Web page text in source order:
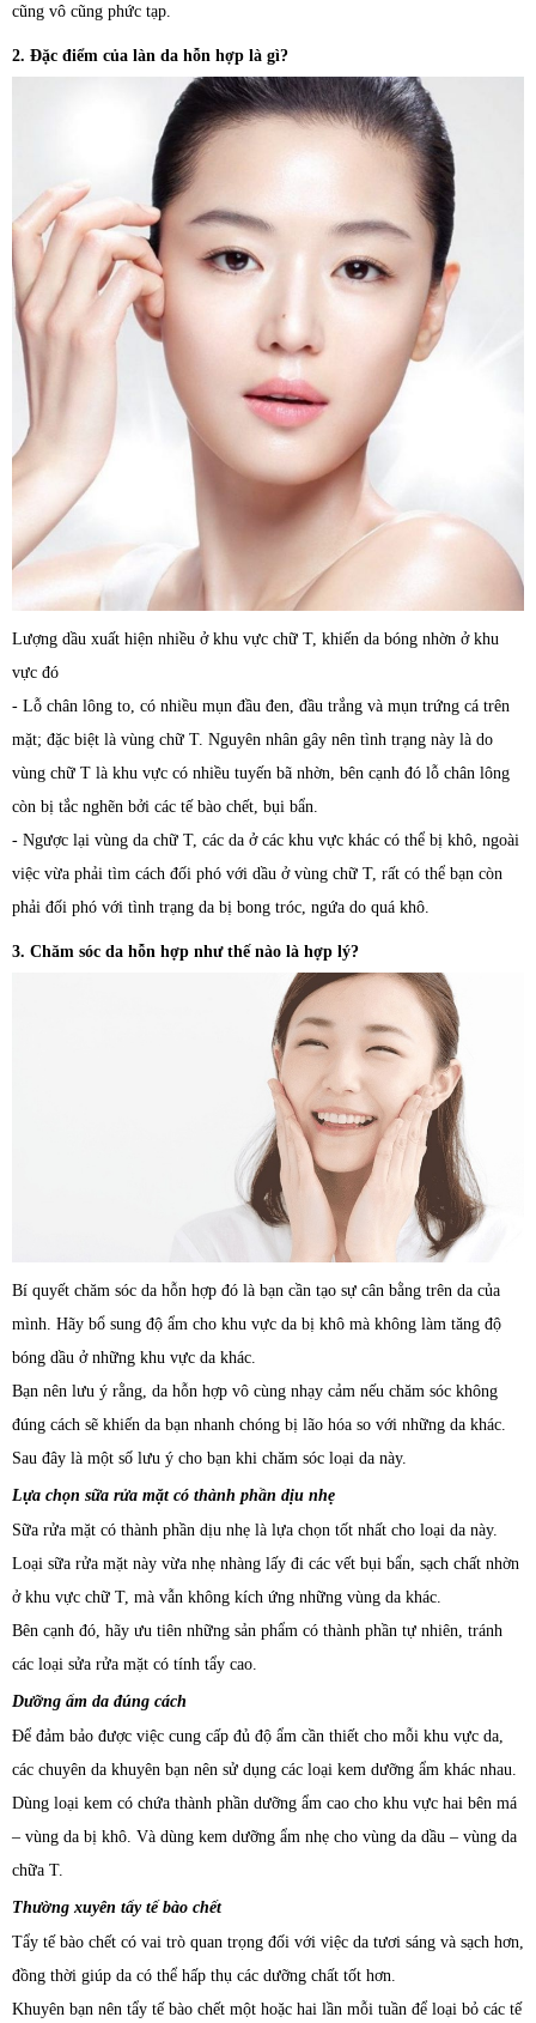
cũng vô cũng phức tạp.
2. Đặc điểm của làn da hỗn hợp là gì?
Lượng dầu xuất hiện nhiều ở khu vực chữ T, khiến da bóng nhờn ở khu
vực đó
- Lỗ chân lông to, có nhiều mụn đầu đen, đầu trắng và mụn trứng cá trên
mặt; đặc biệt là vùng chữ T. Nguyên nhân gây nên tình trạng này là do
vùng chữ T là khu vực có nhiều tuyến bã nhờn, bên cạnh đó lỗ chân lông
còn bị tắc nghẽn bởi các tế bào chết, bụi bẩn.
- Ngược lại vùng da chữ T, các da ở các khu vực khác có thể bị khô, ngoài
việc vừa phải tìm cách đối phó với dầu ở vùng chữ T, rất có thể bạn còn
phải đối phó với tình trạng da bị bong tróc, ngứa do quá khô.
3. Chăm sóc da hỗn hợp như thế nào là hợp lý?
Bí quyết chăm sóc da hỗn hợp đó là bạn cần tạo sự cân bằng trên da của
mình. Hãy bổ sung độ ẩm cho khu vực da bị khô mà không làm tăng độ
bóng dầu ở những khu vực da khác.
Bạn nên lưu ý rằng, da hỗn hợp vô cùng nhạy cảm nếu chăm sóc không
đúng cách sẽ khiến da bạn nhanh chóng bị lão hóa so với những da khác.
Sau đây là một số lưu ý cho bạn khi chăm sóc loại da này.
Lựa chọn sữa rửa mặt có thành phần dịu nhẹ
Sữa rửa mặt có thành phần dịu nhẹ là lựa chọn tốt nhất cho loại da này.
Loại sữa rửa mặt này vừa nhẹ nhàng lấy đi các vết bụi bẩn, sạch chất nhờn
ở khu vực chữ T, mà vẫn không kích ứng những vùng da khác.
Bên cạnh đó, hãy ưu tiên những sản phẩm có thành phần tự nhiên, tránh
các loại sửa rửa mặt có tính tẩy cao.
Dưỡng ẩm da đúng cách
Để đảm bảo được việc cung cấp đủ độ ẩm cần thiết cho mỗi khu vực da,
các chuyên da khuyên bạn nên sử dụng các loại kem dưỡng ẩm khác nhau.
Dùng loại kem có chứa thành phần dưỡng ẩm cao cho khu vực hai bên má
– vùng da bị khô. Và dùng kem dưỡng ẩm nhẹ cho vùng da dầu – vùng da
chữa T.
Thường xuyên tẩy tế bào chết
Tẩy tế bào chết có vai trò quan trọng đối với việc da tươi sáng và sạch hơn,
đồng thời giúp da có thể hấp thụ các dưỡng chất tốt hơn.
Khuyên bạn nên tẩy tế bào chết một hoặc hai lần mỗi tuần để loại bỏ các tế